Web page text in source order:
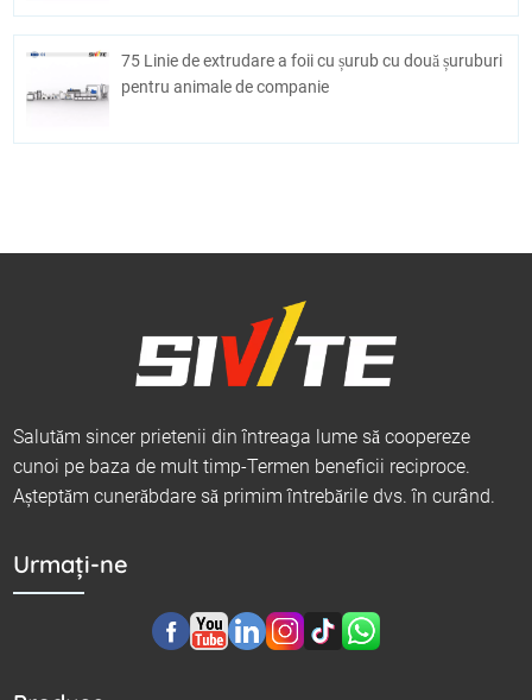
75 Linie de extrudare a foii cu șurub cu două șuruburi
pentru animale de companie
Salutăm sincer prietenii din întreaga lume să coopereze
cunoi pe baza de mult timp-Termen beneficii reciproce.
Așteptăm cunerăbdare să primim întrebările dvs. în curând.
Urmați-ne